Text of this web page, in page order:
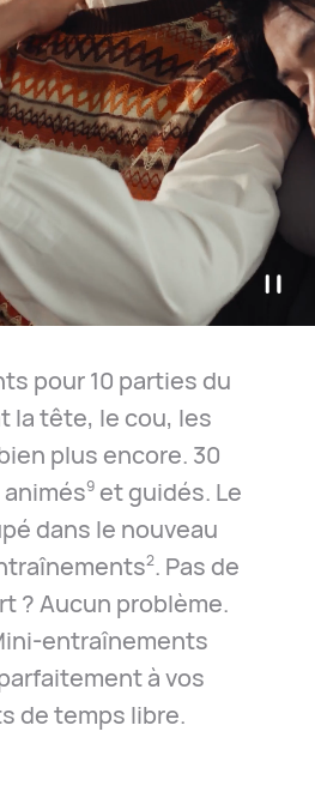
pour 10 parties du
la tête, le cou, les
plus encore. 30
9et guidés. Le
dans le nouveau
2. Pas de
? Aucun problème.
entraînements
à vos
de temps libre.